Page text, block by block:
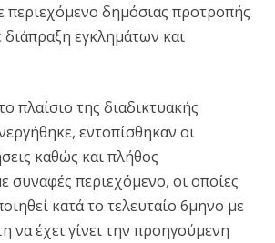
περιεχόμενο δημόσιας προτροπής
διάπραξη εγκλημάτων και
πλαίσιο της διαδικτυακής
εντοπίσθηκαν οι
καθώς και πλήθος
συναφές περιεχόμενο, οι οποίες
κατά το τελευταίο 6μηνο με
να έχει γίνει την προηγούμενη